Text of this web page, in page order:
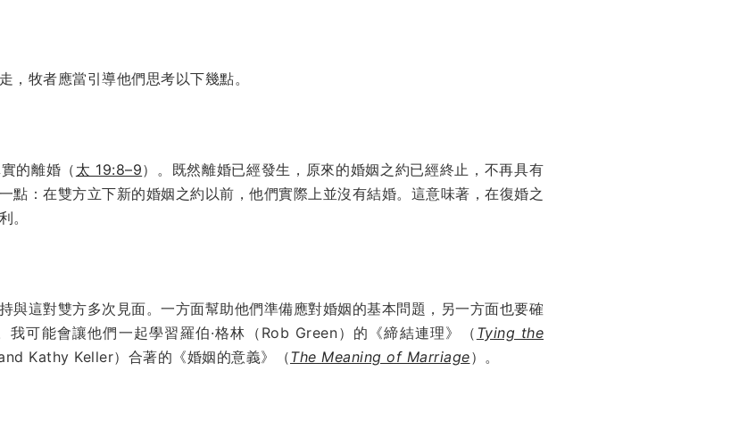
牧者應當引導他們思考以下幾點。
的離婚（ 太 19:8–9）。既然離婚已經發生，原來的婚姻之約已經終止，不再具有
點：在雙方立下新的婚姻之約以前，他們實際上並沒有結婚。這意味著，在復婚之
。
與這對雙方多次見面。一方面幫助他們準備應對婚姻的基本問題，另一方面也要確
可能會讓他們一起學習羅伯·格林（Rob Green）的《締結連理》（Tying the
Kathy Keller）合著的《婚姻的意義》（The Meaning of Marriage）。